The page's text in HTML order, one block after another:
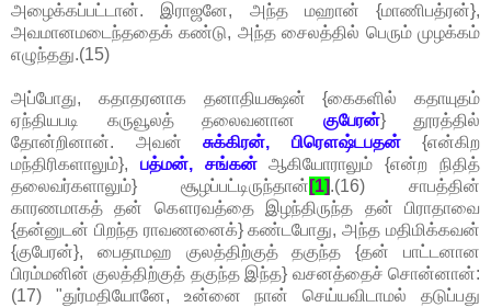
அழைக்கப்பட்டான். இராஜனே, அந்த மஹான் {மாணிபத்ரன்},
அவமானமடைந்ததைக் கண்டு, அந்த சைலத்தில் பெரும் முழக்கம்
எழுந்தது.(15)
அப்போது, கதாதரனாக தனாதியக்ஷன் {கைகளில் கதாயுதம்
ஏந்தியபடி கருவூலத் தலைவனான குபேரன்} தூரத்தில்
தோன்றினான். அவன் சுக்கிரன், பிரௌஷ்டபதன்{என்கிற
மந்திரிகளாலும்}, பத்மன், சங்கன்ஆகியோராலும் {என்ற நிதித்
தலைவர்களாலும்} சூழப்பட்டிருந்தான் [1].(16) சாபத்தின்
காரணமாகத் தன் கௌரவத்தை இழந்திருந்த தன் பிராதாவை
{தன்னுடன் பிறந்த ராவணனைக்} கண்டபோது, அந்த மதிமிக்கவன்
{குபேரன்}, பைதாமஹ குலத்திற்குத் தகுந்த {தன் பாட்டனான
பிரம்மனின் குலத்திற்குத் தகுந்த இந்த} வசனத்தைச் சொன்னான்:
(17) "துர்மதியோனே, உன்னை நான் செய்யவிடாமல் தடுப்பது